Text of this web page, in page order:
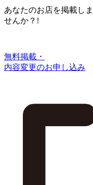
あなたのお店を掲載し
せんか？!
無料掲載・
内容変更のお申し込み